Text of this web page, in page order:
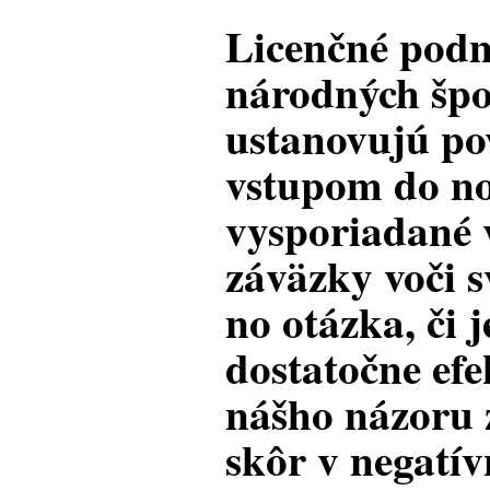
Licenčné
národných
ustanovujú
vstupom do
vysporiadané
záväzky voči
no otázka, či
dostatočne
nášho názoru
skôr v